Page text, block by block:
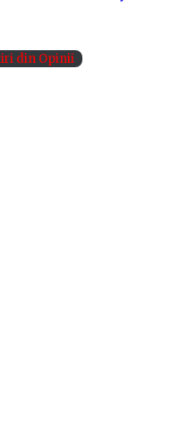
din Opinii